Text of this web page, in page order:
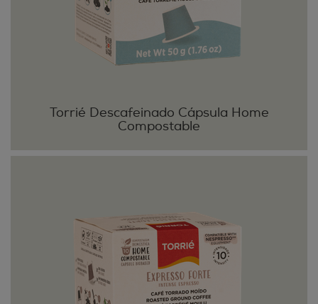
Torrié Descafeinado Cápsula Home
Compostable